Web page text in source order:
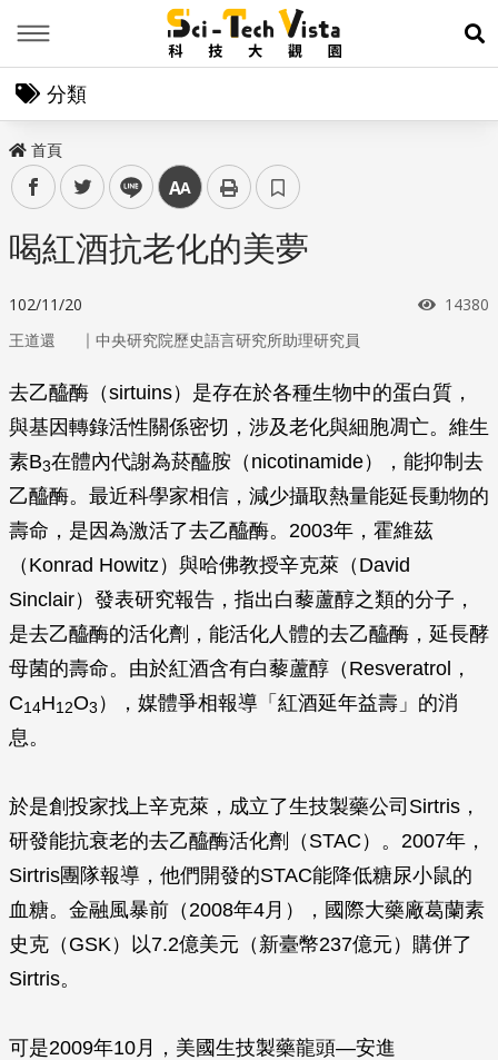
展
分類
首頁
facebooktwitter line 中
喝紅酒抗老化的美夢
102/11/20 瀏覽次
14380
王道還 ｜ 中央研究院歷史語言研究所助理研究員
去乙醯酶（sirtuins）是存在於各種生物中的蛋白質，
與基因轉錄活性關係密切，涉及老化與細胞凋亡。維生
素B3在體內代謝為菸醯胺（nicotinamide），能抑制去
乙醯酶。最近科學家相信，減少攝取熱量能延長動物的
壽命，是因為激活了去乙醯酶。2003年，霍維茲
（Konrad Howitz）與哈佛教授辛克萊（David
Sinclair）發表研究報告，指出白藜蘆醇之類的分子，
是去乙醯酶的活化劑，能活化人體的去乙醯酶，延長酵
母菌的壽命。由於紅酒含有白藜蘆醇（Resveratrol，
C14H12O3 ），媒體爭相報導「紅酒延年益壽」的消
息。
於是創投家找上辛克萊，成立了生技製藥公司Sirtris，
研發能抗衰老的去乙醯酶活化劑（STAC）。2007年，
Sirtris團隊報導，他們開發的STAC能降低糖尿小鼠的
血糖。金融風暴前（2008年4月），國際大藥廠葛蘭素
史克（GSK）以7.2億美元（新臺幣237億元）購併了
Sirtris。
可是2009年10月，美國生技製藥龍頭—安進